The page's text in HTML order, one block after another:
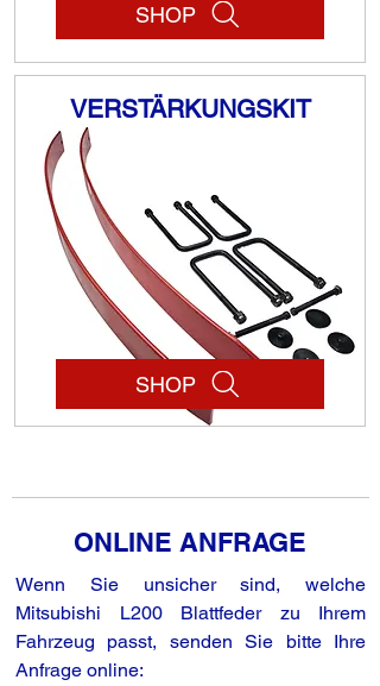
SHOP
VERSTÄRKUNGSKIT
SHOP
ONLINE ANFRAGE
Wenn Sie unsicher sind, welche
Mitsubishi L200 Blattfeder zu Ihrem
Fahrzeug passt, senden Sie bitte Ihre
Anfrage online: